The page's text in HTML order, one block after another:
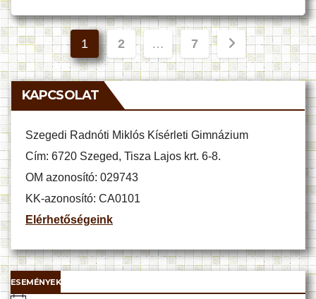
Bejegyzések
lapozása
1 2 … 7
KAPCSOLAT
Szegedi Radnóti Miklós Kísérleti Gimnázium
Cím: 6720 Szeged, Tisza Lajos krt. 6-8.
OM azonosító: 029743
KK-azonosító: CA0101
Elérhetőségeink
ESEMÉNYEK